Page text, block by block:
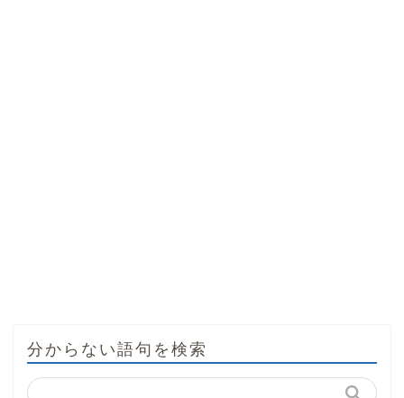
分からない語句を検索